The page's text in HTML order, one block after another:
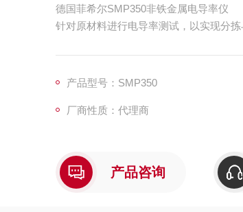
德国菲希尔SMP350非铁金属电导率仪
针对原材料进行电导率测试，以实现分
可因温度波动而改变的机身或类似组件
产品型号：SMP350
厂商性质：代理商
产品咨询